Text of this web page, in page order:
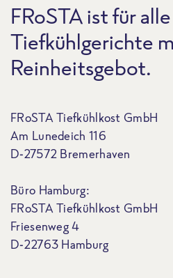
FRoSTA ist für
Tiefkühlgerichte
Reinheitsgebot.
FRoSTA Tiefkühlkost GmbH
Am Lunedeich 116
D-27572 Bremerhaven
Büro Hamburg:
FRoSTA Tiefkühlkost GmbH
Friesenweg 4
D-22763 Hamburg